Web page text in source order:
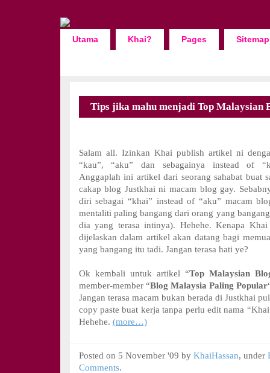
Utama Khai? Pages Sitemap
Tips jika mahu menjadi Top Malaysian
Salam all. Izinkan Khai publish artikel ni
“kau”, “aku” dan sebagainya instead of
Anggaplah ini artikel dari seorang sahabat buat
cakap blog Justkhai ni macam blog gay.
diri sebagai “khai” instead of “aku” macam
mentaliti paling bangang dari orang yang
dia yang terasa intinya). Hehehe. Kenapa
dijelaskan dalam artikel akan datang bagi
yang bangang itu tadi. Jangan terasa hati ye?
Ok kembali untuk artikel “Top Malaysian
member-member “Blog Malaysia Paling Popular
Jangan terasa macam bukan berada di Justkhai
copy paste buat kerja tanpa perlu edit nama
Hehehe. (more…)
Posted on 5 November '09 by KhaiHassan, under
Comments.